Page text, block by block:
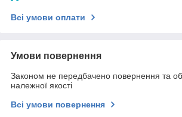
Всі умови оплати
Умови повернення
Законом не передбачено повернення та
належної якості
Всі умови повернення